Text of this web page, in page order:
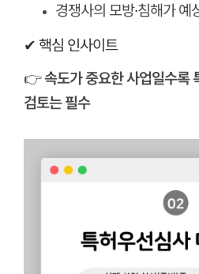
경쟁사의 모방·침해가 예
✔ 핵심 인사이트
👉속도가 중요한 사업일수록
검토는 필수